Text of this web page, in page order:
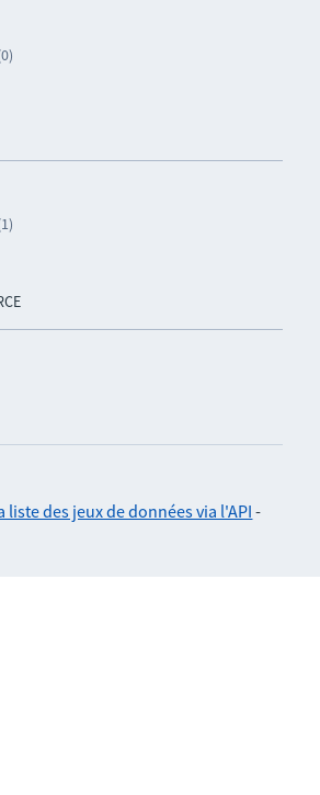
liste des jeux de données via l'API -